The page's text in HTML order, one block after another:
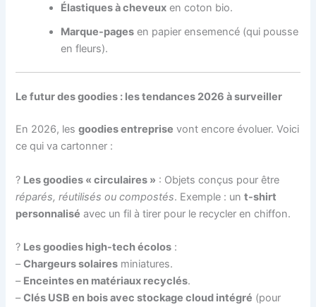
Élastiques à cheveux en coton bio.
Marque-pages en papier ensemencé (qui pousse
en fleurs).
Le futur des goodies : les tendances 2026 à surveiller
En 2026, lesgoodies entreprise vont encore évoluer. Voici
ce qui va cartonner :
? Les goodies « circulaires » : Objets conçus pour être
réparés, réutilisés ou compostés. Exemple : unt-shirt
personnalisé avec un fil à tirer pour le recycler en chiffon.
? Les goodies high-tech écolos :
–Chargeurs solaires miniatures.
– Enceintes en matériaux recyclés.
–Clés USB en bois avec stockage cloud intégré (pour